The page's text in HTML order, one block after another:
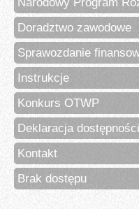
Doradztwo zawodowe
Sprawozdanie
Instrukcje
Konkurs OTWP
Deklaracja dostępności
Kontakt
Brak dostępu